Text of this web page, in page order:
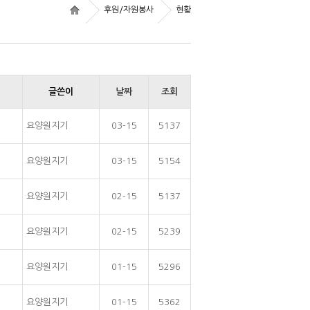
후원/자원봉사 현황
글쓴이 날짜 조회
요양원지기 03-15 5137
요양원지기 03-15 5154
요양원지기 02-15 5137
요양원지기 02-15 5239
요양원지기 01-15 5296
요양원지기 01-15 5362